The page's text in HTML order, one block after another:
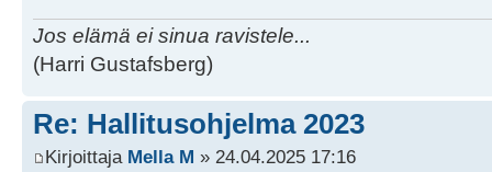
Jos elämä ei sinua ravistele...
(Harri Gustafsberg)
Re: Hallitusohjelma 2023
Kirjoittaja Mella M » 24.04.2025 17:16